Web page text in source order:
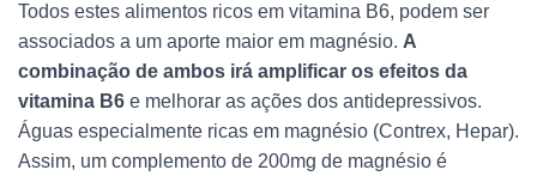
Todos estes alimentos ricos em vitamina B6, podem ser
associados a um aporte maior em magnésio. A
combinação de ambos irá amplificar os efeitos da
vitamina B6 e melhorar as ações dos antidepressivos.
Águas especialmente ricas em magnésio (Contrex, Hepar).
Assim, um complemento de 200mg de magnésio é